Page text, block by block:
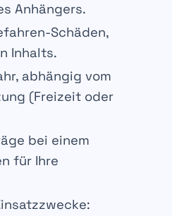
Anhängers.
Schäden,
Inhalts.
abhängig vom
(Freizeit oder
bei einem
für Ihre